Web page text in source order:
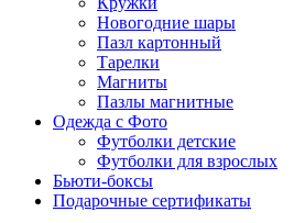
Новогодние шары
Пазл картонный
Тарелки
Магниты
Пазлы магнитные
Одежда с Фото
Футболки детские
Футболки для взрослых
Бьюти-боксы
Подарочные сертификаты